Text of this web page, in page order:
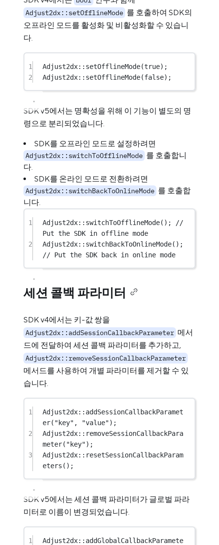
Adjust2dx::setOfflineMode 를 호출하여 SDK의
오프라인 모드를 활성화 및 비활성화할 수 있습니
다.
1 Adjust2dx:: setOfflineMode(true);
2
Adjust2dx:: setOfflineMode(false);
SDK v5에서는 명확성을 위해 이 기능이 별도의 명
령으로 분리되었습니다.
SDK를 오프라인 모드로 설정하려면
Adjust2dx::switchToOfflineMode 를 호출합니
다.
SDK를 온라인 모드로 전환하려면
Adjust2dx::switchBackToOnlineMode 를 호출합
니다.
1 Adjust2dx:: switchToOfflineMode();
//
Put the SDK in offline mode
2
Adjust2dx:: switchBackToOnlineMode();
// Put the SDK back in online mode
세션 콜백 파라미터
SDK v4에서는 키-값 쌍을
Adjust2dx::addSessionCallbackParameter 메서
드에 전달하여 세션 콜백 파라미터를 추가하고,
Adjust2dx::removeSessionCallbackParameter
메서드를 사용하여 개별 파라미터를 제거할 수 있
습니다.
1 Adjust2dx:: addSessionCallbackParamet
er( "key" , "value");
2
Adjust2dx:: removeSessionCallbackPara
meter( "key");
3
Adjust2dx:: resetSessionCallbackParam
eters ();
SDK v5에서는 세션 콜백 파라미터가 글로벌 파라
미터로 이름이 변경되었습니다.
1 Adjust2dx:: addGlobalCallbackParamete